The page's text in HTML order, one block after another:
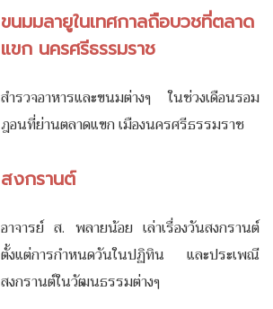
ขนมมลายูในเทศกาลถือบวชที่ตลาด
แขก นครศรีธรรมราช
สำรวจอาหารและขนมต่างๆ ในช่วงเดือนรอม
ฎอนที่ย่านตลาดแขก เมืองนครศรีธรรมราช
สงกรานต์
อาจารย์ ส. พลายน้อย เล่าเรื่องวันสงกรานต์
ตั้งแต่การกำหนดวันในปฏิทิน และประเพณี
สงกรานต์ในวัฒนธรรมต่างๆ